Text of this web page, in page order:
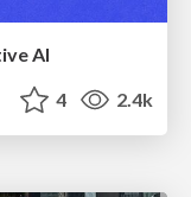
AI
4 2.4k